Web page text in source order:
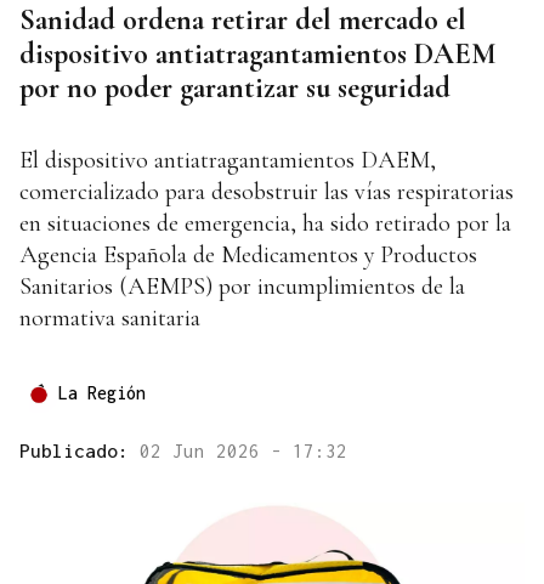
Sanidad ordena retirar del mercado el
dispositivo antiatragantamientos DAEM
por no poder garantizar su seguridad
El dispositivo antiatragantamientos DAEM,
comercializado para desobstruir las vías respiratorias
en situaciones de emergencia, ha sido retirado por la
Agencia Española de Medicamentos y Productos
Sanitarios (AEMPS) por incumplimientos de la
normativa sanitaria
La Región
Publicado: 02 Jun 2026 - 17:32